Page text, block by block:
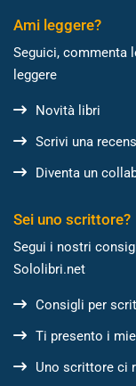
Ami leggere?
Seguici, commenta
leggere
Novità libri
Scrivi una
Diventa un
Sei uno scrittore?
Segui i nostri
Sololibri.net
Consigli per
Ti presento i
Uno scrittore ci